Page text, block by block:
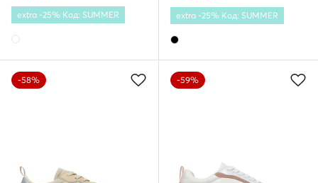
extra -25% Код: SUMMER extra -25% Код: SUMMER
-58% -59%